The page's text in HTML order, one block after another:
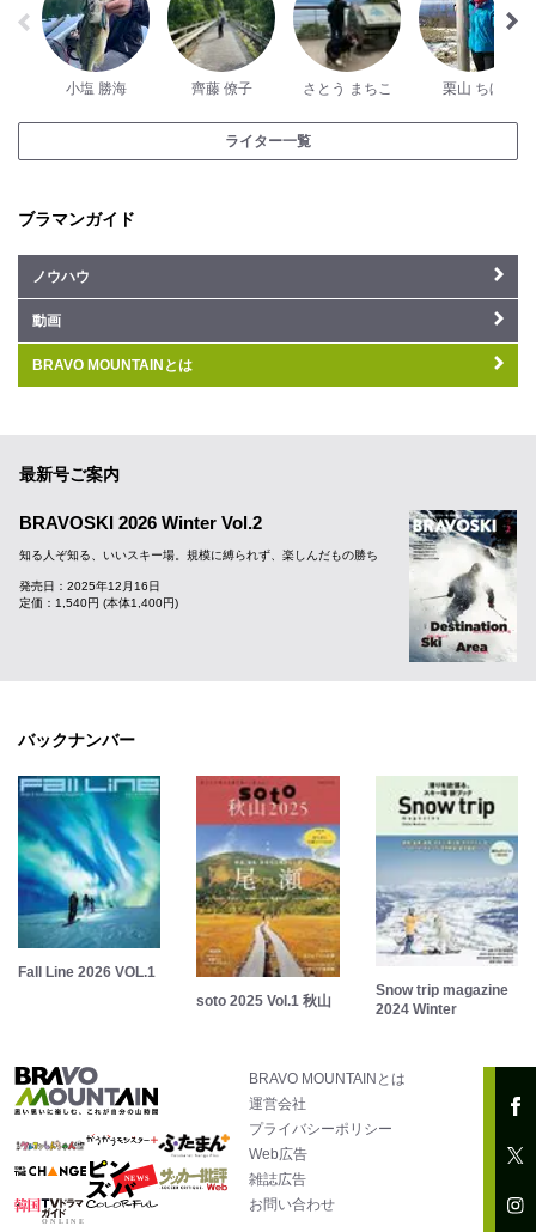
小塩 勝海 齊藤 僚子 さとう まちこ 栗山 ちほ
ライター一覧
ブラマンガイド
ノウハウ
動画
BRAVO MOUNTAINとは
最新号ご案内
BRAVOSKI 2026 Winter Vol.2
知る人ぞ知る、いいスキー場。規模に縛られず、楽しんだもの勝ち
発売日：2025年12月16日
定価：1,540円 (本体1,400円)
バックナンバー
Fall Line 2026 VOL.1
soto 2025 Vol.1 秋山
Snow trip magazine
2024 Winter
BRAVO MOUNTAINとは
運営会社
プライバシーポリシー
Web広告
雑誌広告
お問い合わせ